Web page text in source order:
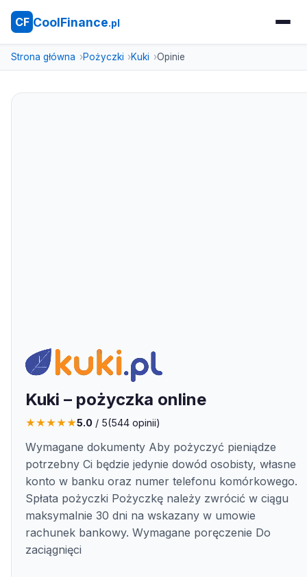
CF CoolFinance.pl
Strona główna Pożyczki Kuki Opinie
Kuki – pożyczka online
★★★★★5.0 / 5(544 opinii)
Wymagane dokumenty Aby pożyczyć pieniądze
potrzebny Ci będzie jedynie dowód osobisty, własne
konto w banku oraz numer telefonu komórkowego.
Spłata pożyczki Pożyczkę należy zwrócić w ciągu
maksymalnie 30 dni na wskazany w umowie
rachunek bankowy. Wymagane poręczenie Do
zaciągnięci